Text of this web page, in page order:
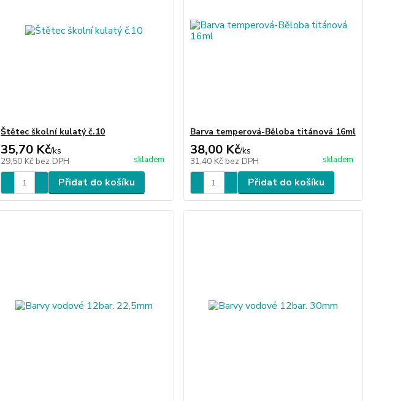
Štětec školní kulatý č.10
35,70 Kč/ks
29,50 Kč bez DPH skladem
Přidat do košíku
Barva temperová-Běloba titánová 16ml
38,00 Kč/ks
31,40 Kč bez DPH skladem
Přidat do košíku